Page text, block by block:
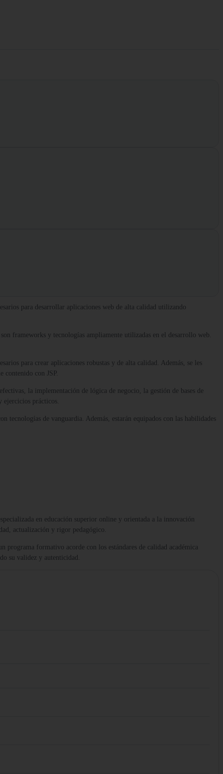
para desarrollar aplicaciones web de alta calidad utilizando
frameworks y tecnologías ampliamente utilizadas en el desarrollo web.
para crear aplicaciones robustas y de alta calidad. Además, se les
contenido con JSP.
la implementación de lógica de negocio, la gestión de bases de
ejercicios prácticos.
tecnologías de vanguardia. Además, estarán equipados con las habilidades
en educación superior online y orientada a la innovación
actualización y rigor pedagógico.
formativo acorde con los estándares de calidad académica
su validez y autenticidad.